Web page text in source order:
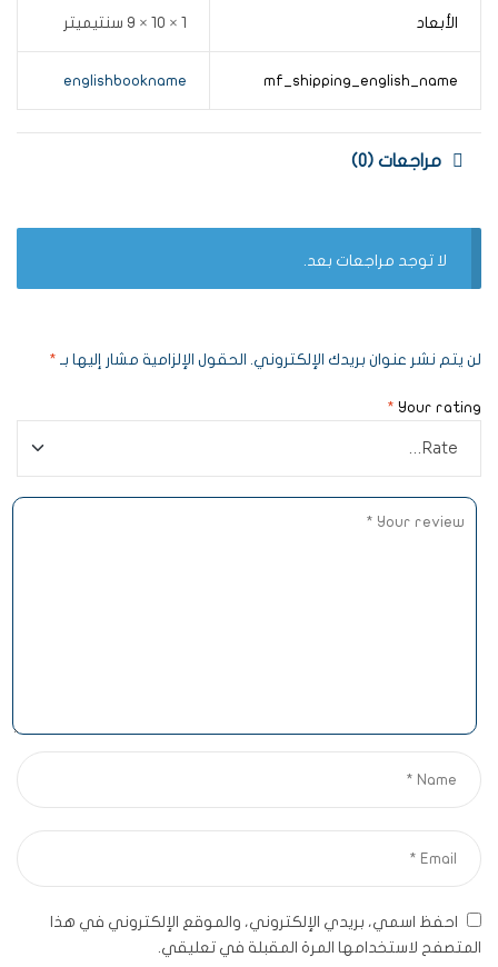
الأبعاد 1 × 10 × 9 سنتيميتر
mf_shipping_english_name
englishbookname
مراجعات (0)
لا توجد مراجعات بعد.
لن يتم نشر عنوان بريدك الإلكتروني. الحقول الإلزامية مشار إليها بـ *
Your rating
*
احفظ اسمي، بريدي الإلكتروني، والموقع الإلكتروني في هذا
المتصفح لاستخدامها المرة المقبلة في تعليقي.